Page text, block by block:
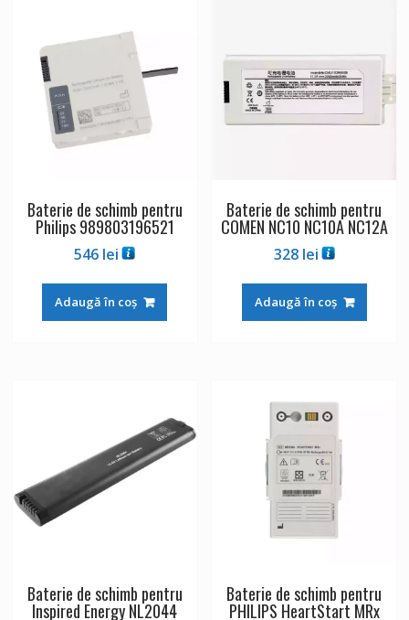
Baterie de schimb pentru
Philips 989803196521
546 lei
Adaugă în coș
Baterie de schimb pentru
COMEN NC10 NC10A NC12A
328 lei
Adaugă în coș
Baterie de schimb pentru
Inspired Energy NL2044
Baterie de schimb pentru
PHILIPS HeartStart MRx